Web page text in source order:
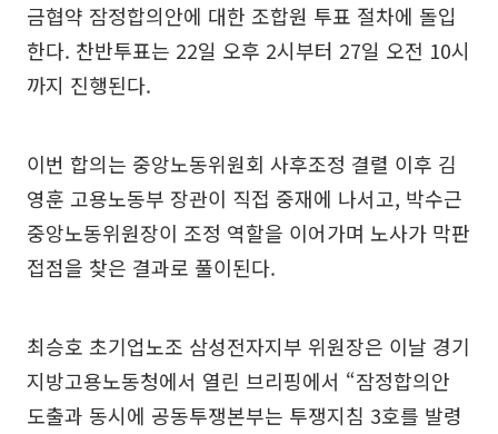
금협약 잠정합의안에 대한 조합원 투표 절차에 돌입
한다. 찬반투표는 22일 오후 2시부터 27일 오전 10시
까지 진행된다.
이번 합의는 중앙노동위원회 사후조정 결렬 이후 김
영훈 고용노동부 장관이 직접 중재에 나서고, 박수근
중앙노동위원장이 조정 역할을 이어가며 노사가 막판
접점을 찾은 결과로 풀이된다.
최승호 초기업노조 삼성전자지부 위원장은 이날 경기
지방고용노동청에서 열린 브리핑에서 “잠정합의안
도출과 동시에 공동투쟁본부는 투쟁지침 3호를 발령